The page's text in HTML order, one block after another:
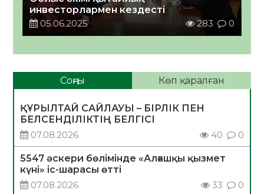
инвесторлармен кездесті
05.06.2025
283 0
Соңғы Көп қаралған
ҚҰРЫЛТАЙ САЙЛАУЫ – БІРЛІК ПЕН
БЕЛСЕНДІЛІКТІҢ БЕЛГІСІ
07.08.2026
40 0
5547 әскери бөлімінде «Алғашқы қызмет
күні» іс-шарасы өтті
07.08.2026
33 0